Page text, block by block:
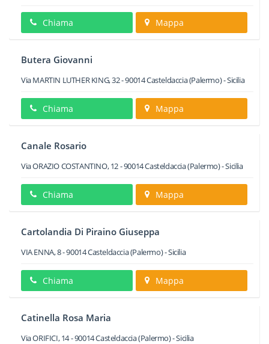
Chiama Mappa
Butera Giovanni
Via MARTIN LUTHER KING, 32-90014Casteldaccia(Palermo) -Sicilia
Chiama Mappa
Canale Rosario
Via ORAZIO COSTANTINO, 12-90014Casteldaccia(Palermo) -Sicilia
Chiama Mappa
Cartolandia Di Piraino Giuseppa
VIA ENNA, 8-90014Casteldaccia(Palermo) -Sicilia
Chiama Mappa
Catinella Rosa Maria
Via ORIFICI, 14-90014Casteldaccia(Palermo) -Sicilia